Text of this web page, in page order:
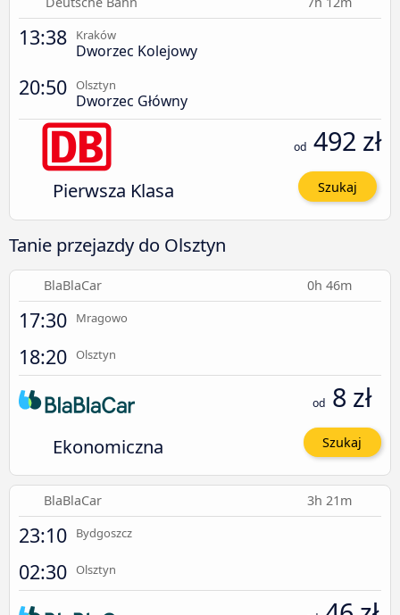
13:38 Kraków
Dworzec Kolejowy
20:50 Olsztyn
Dworzec Główny
Pierwsza Klasa
od 492 zł
Szukaj
Tanie przejazdy do Olsztyn
BlaBlaCar 0h 46m
17:30 Mragowo
18:20 Olsztyn
Ekonomiczna
od 8 zł
Szukaj
BlaBlaCar 3h 21m
23:10 Bydgoszcz
02:30 Olsztyn